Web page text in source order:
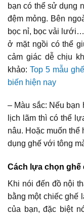
bạn có thể sử dụng
đệm mỏng. Bên
bọc nỉ, bọc vải
ở mặt ngồi có thể
cảm giác dễ chịu
khảo: Top 5 mẫu
biến hiện nay
– Màu sắc: Nếu
lịch lãm thì có thể
nâu. Hoặc muốn thể
dụng ghế với tông
Cách lựa chọn ghế
Khi nói đến đồ nội
bằng một chiếc ghế
của bạn, đặc biệt